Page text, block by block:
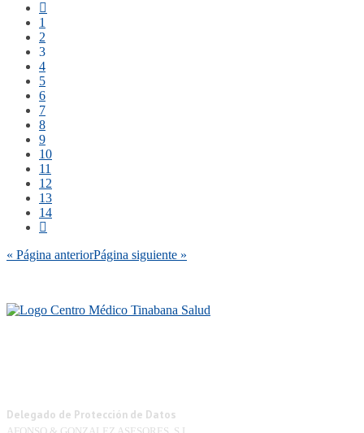
1
2
3
4
5
6
7
8
9
10
11
12
13
14
« Página anteriorPágina siguiente »
Delegado de Protección de Datos